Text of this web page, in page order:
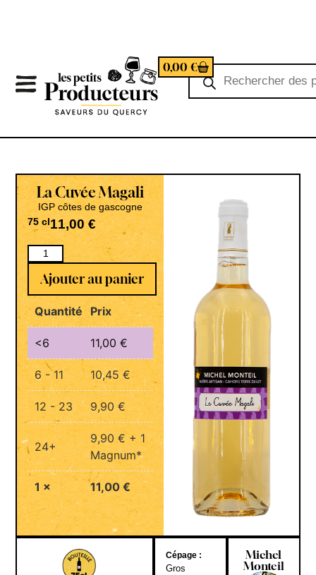
0,00 €
75 cl11,00€
Ajouter au panier
Quantité Prix
<6 11,00€
6 - 11 10,45€
12 - 23 9,90€
24+
9,90€ + 1
Magnum*
1 × 11,00€
La Cuvée Magali
IGP côtes de gascogne
Cépage :
Gros
Michel
Monteil